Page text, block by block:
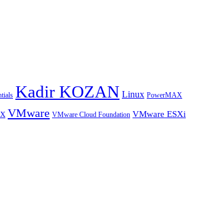
Kadir KOZAN Linux PowerMAX
VMware VMware Cloud Foundation VMware ESXi